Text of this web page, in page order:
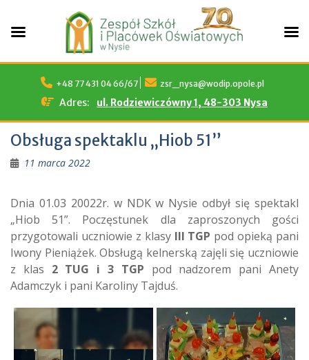
Skip
+48 77 431 04 66/67 zsr_nysa@wodip.opole.pl
Adres: ul. Rodziewiczówny 1, 48-303 Nysa
Obsługa spektaklu „Hiob 51”
11 marca 2022
Dnia 01.03 20022r. w NDK w Nysie odbył się spektakl
„Hiob 51”. Poczęstunek dla zaproszonych gości
przygotowali uczniowie z klasy III TGP pod opieką pani
Iwony Pieniążek. Obsługą kelnerską zajęli się uczniowie
z klas 2 TUG i 3 TGP pod nadzorem pani Anety
Adamczyk i pani Karoliny Tajduś.